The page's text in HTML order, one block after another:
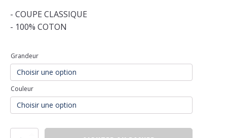
- COUPE CLASSIQUE
- 100% COTON
Grandeur
Couleur